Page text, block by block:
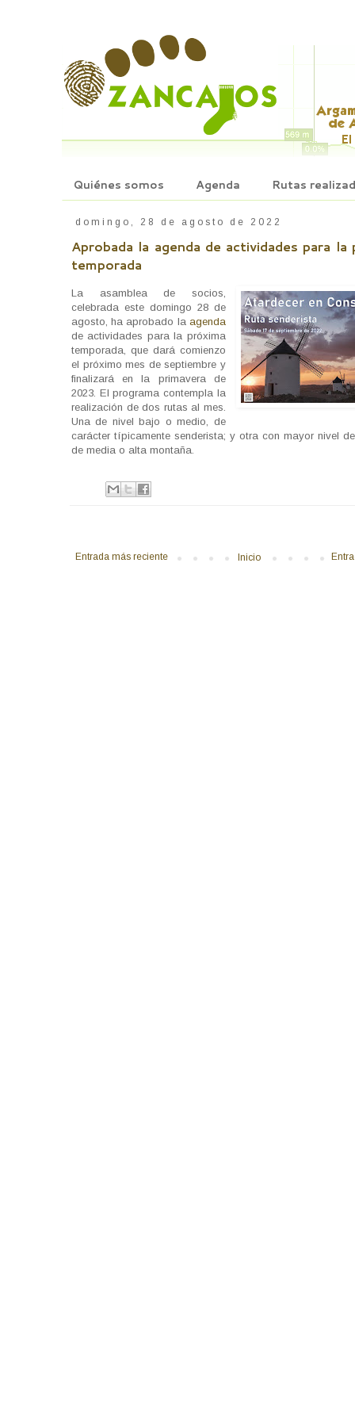
Quiénes somos Agenda Rutas
domingo, 28 de agosto de 2022
Aprobada la agenda de actividades para la
temporada
La asamblea de socios,
celebrada este domingo 28 de
agosto, ha aprobado la agenda
de actividades para la próxima
temporada, que dará comienzo
el próximo mes de septiembre y
finalizará en la primavera de
2023. El programa contempla la
realización de dos rutas al mes.
Una de nivel bajo o medio, de
carácter típicamente senderista; y otra con mayor nivel
de media o alta montaña.
Entrada más reciente Inicio